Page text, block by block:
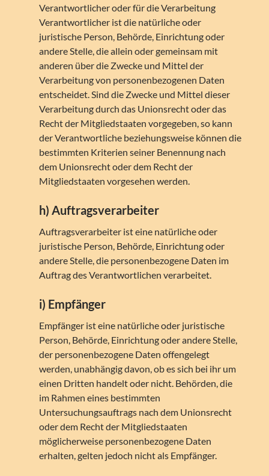
Verantwortlicher oder für die Verarbeitung
Verantwortlicher ist die natürliche oder
juristische Person, Behörde, Einrichtung oder
andere Stelle, die allein oder gemeinsam mit
anderen über die Zwecke und Mittel der
Verarbeitung von personenbezogenen Daten
entscheidet. Sind die Zwecke und Mittel dieser
Verarbeitung durch das Unionsrecht oder das
Recht der Mitgliedstaaten vorgegeben, so kann
der Verantwortliche beziehungsweise können die
bestimmten Kriterien seiner Benennung nach
dem Unionsrecht oder dem Recht der
Mitgliedstaaten vorgesehen werden.
h) Auftragsverarbeiter
Auftragsverarbeiter ist eine natürliche oder
juristische Person, Behörde, Einrichtung oder
andere Stelle, die personenbezogene Daten im
Auftrag des Verantwortlichen verarbeitet.
i) Empfänger
Empfänger ist eine natürliche oder juristische
Person, Behörde, Einrichtung oder andere Stelle,
der personenbezogene Daten offengelegt
werden, unabhängig davon, ob es sich bei ihr um
einen Dritten handelt oder nicht. Behörden, die
im Rahmen eines bestimmten
Untersuchungsauftrags nach dem Unionsrecht
oder dem Recht der Mitgliedstaaten
möglicherweise personenbezogene Daten
erhalten, gelten jedoch nicht als Empfänger.